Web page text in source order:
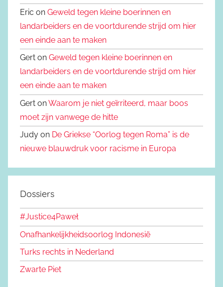
Eric on Geweld tegen kleine boerinnen en
landarbeiders en de voortdurende strijd om hier
een einde aan te maken
Gert on Geweld tegen kleine boerinnen en
landarbeiders en de voortdurende strijd om hier
een einde aan te maken
Gert onWaarom je niet geïrriteerd, maar boos
moet zijn vanwege de hitte
Judy on De Griekse “Oorlog tegen Roma” is de
nieuwe blauwdruk voor racisme in Europa
Dossiers
#Justice4Paweł
Onafhankelijkheidsoorlog Indonesië
Turks rechts in Nederland
Zwarte Piet